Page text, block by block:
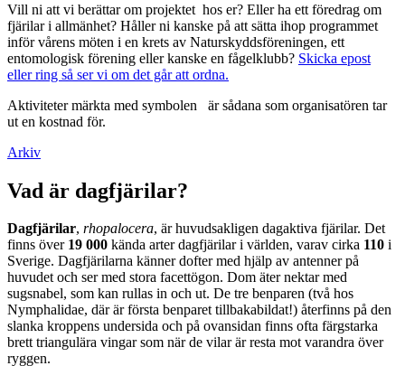
Vill ni att vi berättar om projektet hos er? Eller ha ett föredrag om
fjärilar i allmänhet? Håller ni kanske på att sätta ihop programmet
inför vårens möten i en krets av Naturskyddsföreningen, ett
entomologisk förening eller kanske en fågelklubb? Skicka epost
eller ring så ser vi om det går att ordna.
Aktiviteter märkta med symbolen
är sådana som organisatören tar
ut en kostnad för.
Arkiv
Vad är dagfjärilar?
Dagfjärilar, rhopalocera, är huvudsakligen dagaktiva fjärilar. Det
finns över 19 000 kända arter dagfjärilar i världen, varav cirka 110 i
Sverige. Dagfjärilarna känner dofter med hjälp av antenner på
huvudet och ser med stora facettögon. Dom äter nektar med
sugsnabel, som kan rullas in och ut. De tre benparen (två hos
Nymphalidae, där är första benparet tillbakabildat!) återfinns på den
slanka kroppens undersida och på ovansidan finns ofta färgstarka
brett triangulära vingar som när de vilar är resta mot varandra över
ryggen.